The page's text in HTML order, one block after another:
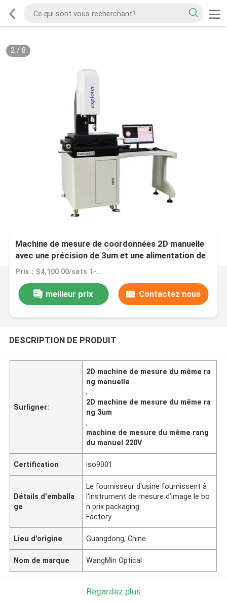
2/ 8
Machine de mesure de coordonnées 2D manuelle
avec une précision de 3um et une alimentation de
220V 50Hz pour une mesure de précision
Prix：$4,100.00/sets 1-4 sets
meilleur prix Contactez nous
DESCRIPTION DE PRODUIT
Surligner:
2D machine de mesure du même ra
ng manuelle
,
2D machine de mesure du même ra
ng 3um
,
machine de mesure du même rang
du manuel 220V
Certification iso9001
Détails d'emballa
ge
Le fournisseur d'usine fournissent à
l'instrument de mesure d'image le bo
n prix packaging
Factory
Lieu d'origine Guangdong, Chine
Nom de marque WangMin Optical
Regardez plus